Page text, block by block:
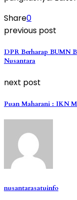
Share0
previous post
DPR Berharap BUMN
Nusantara
next post
Puan Maharani : IKN
nusantarasatuinfo